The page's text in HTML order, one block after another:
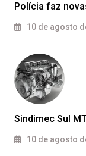
Polícia faz
10 de agosto
Sindimec Sul
10 de agosto